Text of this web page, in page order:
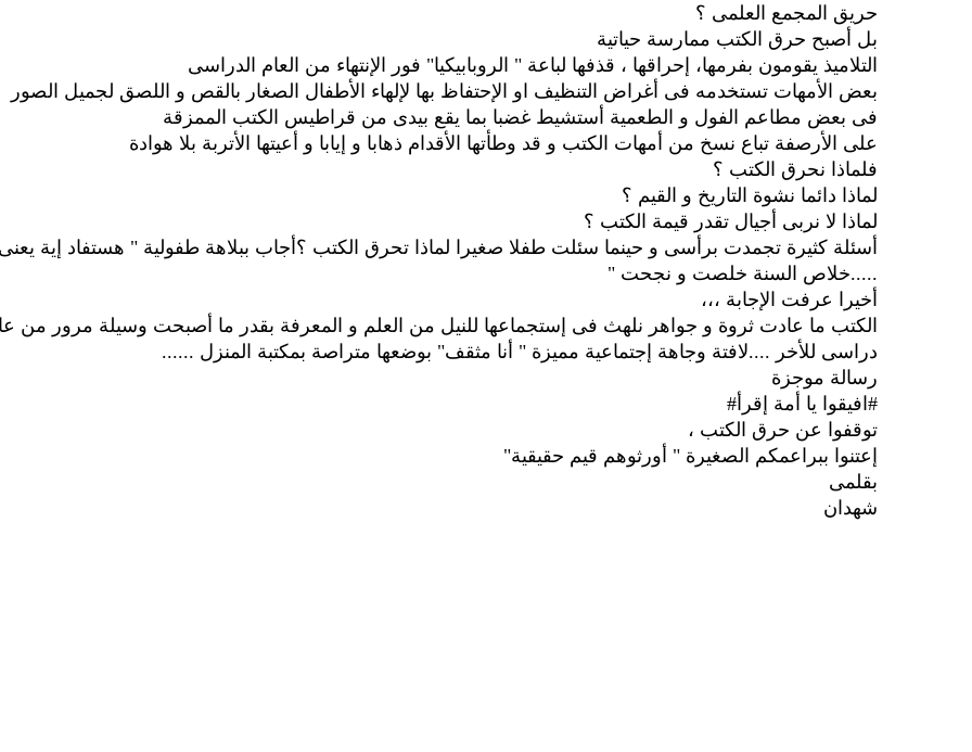
حريق المجمع العلمى ؟
بل أصبح حرق الكتب ممارسة حياتية
التلاميذ يقومون بفرمها، إحراقها ، قذفها لباعة " الروبابيكيا" فور الإنتهاء من العام الدراسى
بعض الأمهات تستخدمه فى أغراض التنظيف او الإحتفاظ بها لإلهاء الأطفال الصغار بالقص و اللصق لجميل الصور
فى بعض مطاعم الفول و الطعمية أستشيط غضبا بما يقع بيدى من قراطيس الكتب الممزقة
على الأرصفة تباع نسخ من أمهات الكتب و قد وطأتها الأقدام ذهابا و إيابا و أعيتها الأتربة بلا هوادة
فلماذا نحرق الكتب ؟
لماذا دائما نشوة التاريخ و القيم ؟
لماذا لا نربى أجيال تقدر قيمة الكتب ؟
أسئلة كثيرة تجمدت برأسى و حينما سئلت طفلا صغيرا لماذا تحرق الكتب ؟أجاب ببلاهة طفولية " هستفاد إية يعنى
.....خلاص السنة خلصت و نجحت "
أخيرا عرفت الإجابة ،،،
الكتب ما عادت ثروة و جواهر نلهث فى إستجماعها للنيل من العلم و المعرفة بقدر ما أصبحت وسيلة مرور من
دراسى للأخر ....لافتة وجاهة إجتماعية مميزة " أنا مثقف" بوضعها متراصة بمكتبة المنزل ......
رسالة موجزة
‫#‏ افيقوا‬ يا أمة إقرأ#
توقفوا عن حرق الكتب ،
إعتنوا ببراعمكم الصغيرة " أورثوهم قيم حقيقية"
بقلمى
شهدان